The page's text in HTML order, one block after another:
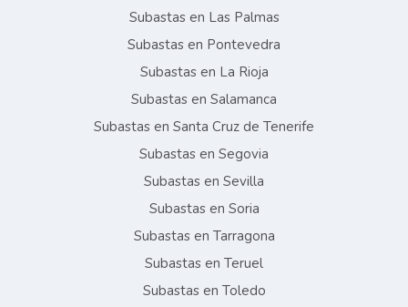
Subastas en Las Palmas
Subastas en Pontevedra
Subastas en La Rioja
Subastas en Salamanca
Subastas en Santa Cruz de Tenerife
Subastas en Segovia
Subastas en Sevilla
Subastas en Soria
Subastas en Tarragona
Subastas en Teruel
Subastas en Toledo